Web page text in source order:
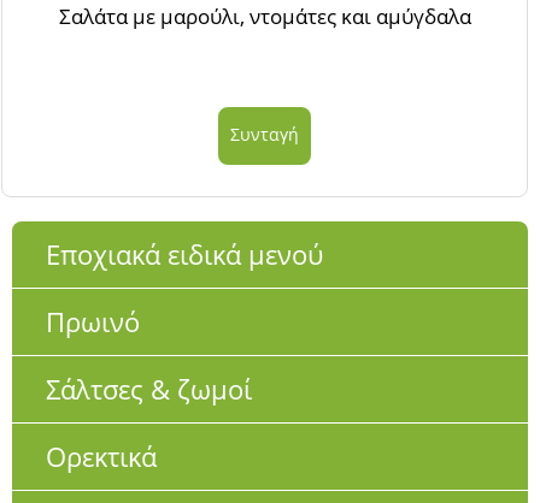
Σαλάτα με μαρούλι, ντομάτες και αμύγδαλα
Συνταγή
Εποχιακά ειδικά μενού
Πρωινό
Σάλτσες & ζωμοί
Ορεκτικά